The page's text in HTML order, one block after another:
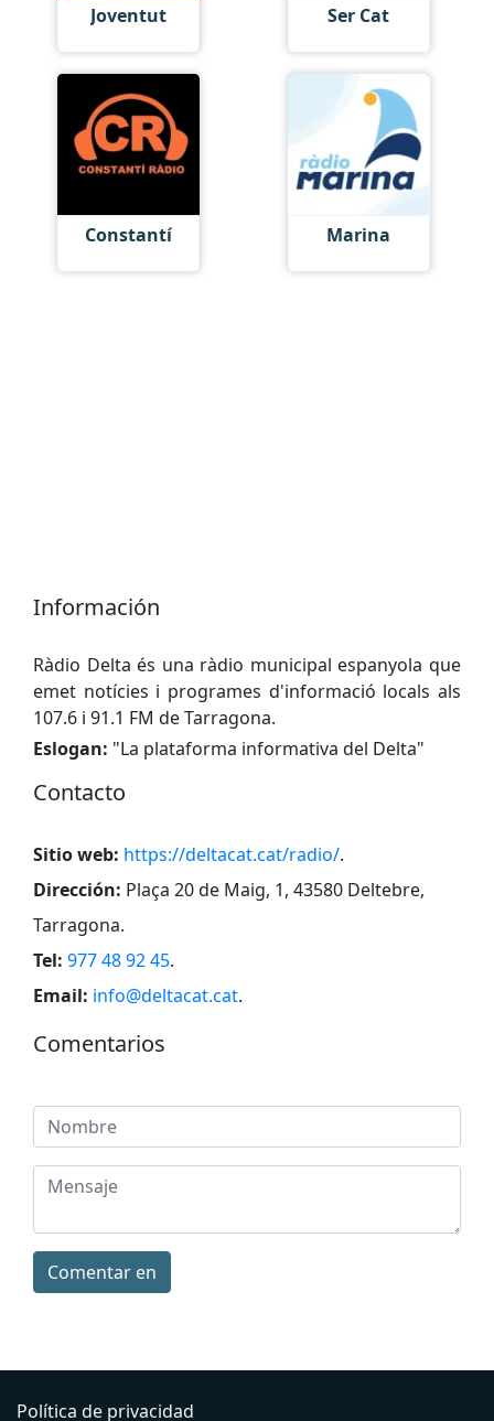
Joventut Ser Cat
Constantí Marina
Información
Ràdio Delta és una ràdio municipal espanyola que
emet notícies i programes d'informació locals als
107.6 i 91.1 FM de Tarragona.
Eslogan: "La plataforma informativa del Delta"
Contacto
Sitio web: https://deltacat.cat/radio/.
Dirección: Plaça 20 de Maig, 1, 43580 Deltebre,
Tarragona.
Tel: 977 48 92 45.
Email: info@deltacat.cat.
Comentarios
Comentar en
Política de privacidad